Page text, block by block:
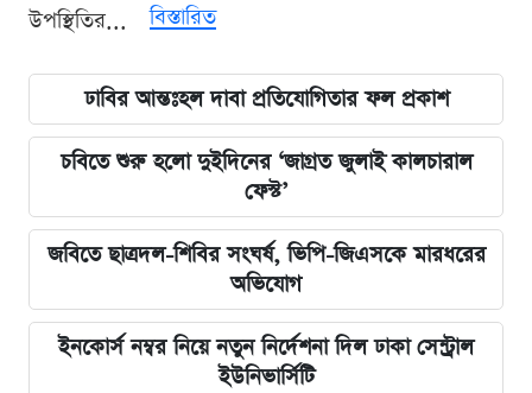
উপস্থিতির...
বিস্তারিত
ঢাবির আন্তঃহল দাবা প্রতিযোগিতার ফল প্রকাশ
চবিতে শুরু হলো দুইদিনের ‘জাগ্রত জুলাই কালচারাল
ফেস্ট’
জবিতে ছাত্রদল-শিবির সংঘর্ষ, ভিপি-জিএসকে মারধরের
অভিযোগ
ইনকোর্স নম্বর নিয়ে নতুন নির্দেশনা দিল ঢাকা সেন্ট্রাল
ইউনিভার্সিটি